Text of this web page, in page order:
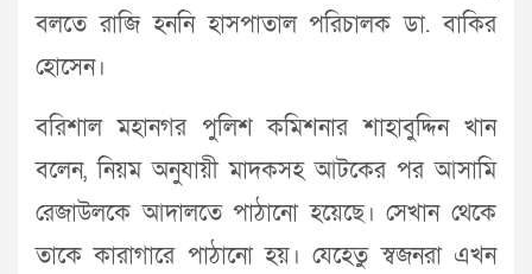
বল‌তে রা‌জি হন‌নি হাসপাতাল প‌রিচালক ডা. বা‌কির
হো‌সেন।
ব‌রিশাল মহানগর পু‌লিশ ক‌মিশনার শাহাবু‌দ্দিন খান
ব‌লেন, নিয়ম অনুযায়ী মাদকসহ আট‌কের পর আসামি‌
রেজাউলকে আদাল‌তে পাঠানো হ‌য়ে‌ছে। সেখান থে‌কে
তা‌কে কারাগারে পাঠা‌নো হয়। যে‌হেতু স্বজনরা এখন